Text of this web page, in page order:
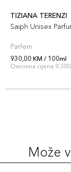
TIZIANA TERENZI
Saiph Unisex
Parfem
930,00 KM / 100ml
Osnovna cijena
Može